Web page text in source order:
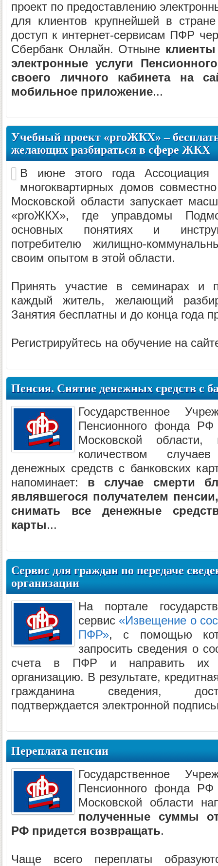
проект по предоставлению
для клиентов крупнейшей в стране
доступ к интернет-сервисам ПФР
Сбербанк Онлайн. Отныне
электронные услуги
своего личного кабинета на
мобильное приложение...
Учебный проект «proЖКХ» –
желающих разбираться в сфере ЖКХ
В июне этого года Ассоциация
многоквартирных домов
Московской области запускает
«proЖКХ», где управдомы
основных понятиях и
потребителю жилищно-
своим опытом в этой области.
Принять участие в семинарах и
каждый житель, желающий
Занятия бесплатны и до конца года
Регистрируйтесь на обучение на
Пенсия. Снятие денежных средств с
Государственное
Пенсионного фонда
Московской
количеством
денежных средств с банковских
напоминает: в случае смерти
являвшегося получателем
снимать все денежные
карты...
Сервис для граждан по передаче
организации
На портале
сервис «Извещение о
ПФР», с помощью
запросить сведения о
счета в ПФР и направить их
организацию. В результате,
гражданина сведения,
подтверждается электронной
Переплата пенсии
Государственное
Пенсионного фонда
Московской области
полученные суммы
РФ придется возвращать.
Чаще всего переплаты